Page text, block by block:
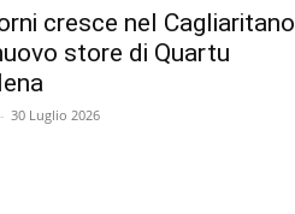
cresce nel Cagliaritano
store di Quartu
- 30 Luglio 2026